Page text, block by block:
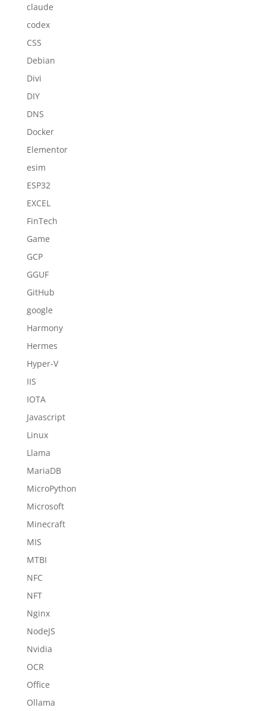
claude
codex
CSS
Debian
Divi
DIY
DNS
Docker
Elementor
esim
ESP32
EXCEL
FinTech
Game
GCP
GGUF
GitHub
google
Harmony
Hermes
Hyper-V
IIS
IOTA
Javascript
Linux
Llama
MariaDB
MicroPython
Microsoft
Minecraft
MIS
MTBI
NFC
NFT
Nginx
NodeJS
Nvidia
OCR
Office
Ollama